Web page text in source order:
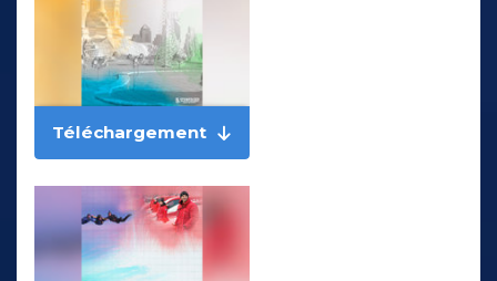
Téléchargement